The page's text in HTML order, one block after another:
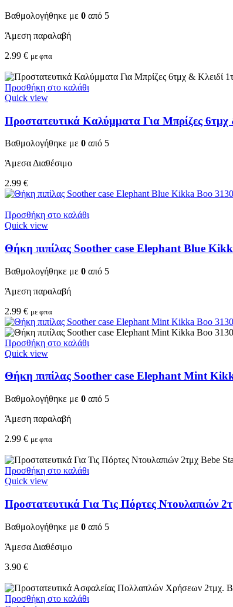
Βαθμολογήθηκε με 0 από 5
Άμεση παραλαβή
2.99 € με φπα
Προσθήκη στο καλάθι
Quick view
Προστατευτικά Καλύμματα Για Μπρίζες 6τμχ
Βαθμολογήθηκε με 0 από 5
Άμεσα Διαθέσιμο
2.99 €
Προσθήκη στο καλάθι
Quick view
Θήκη πιπίλας Soother case Elephant Blue
Βαθμολογήθηκε με 0 από 5
Άμεση παραλαβή
2.99 € με φπα
Προσθήκη στο καλάθι
Quick view
Θήκη πιπίλας Soother case Elephant Mint
Βαθμολογήθηκε με 0 από 5
Άμεση παραλαβή
2.99 € με φπα
Προσθήκη στο καλάθι
Quick view
Προστατευτικά Για Τις Πόρτες Ντουλαπιών
Βαθμολογήθηκε με 0 από 5
Άμεσα Διαθέσιμο
3.90 €
Προσθήκη στο καλάθι